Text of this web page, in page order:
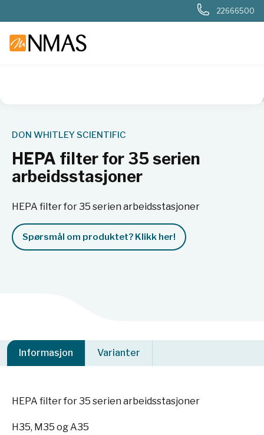
22666500
DON WHITLEY SCIENTIFIC
HEPA filter for 35 serien
arbeidsstasjoner
HEPA filter for 35 serien arbeidsstasjoner
Spørsmål om produktet? Klikk her!
Informasjon Varianter
HEPA filter for 35 serien arbeidsstasjoner
H35, M35 og A35